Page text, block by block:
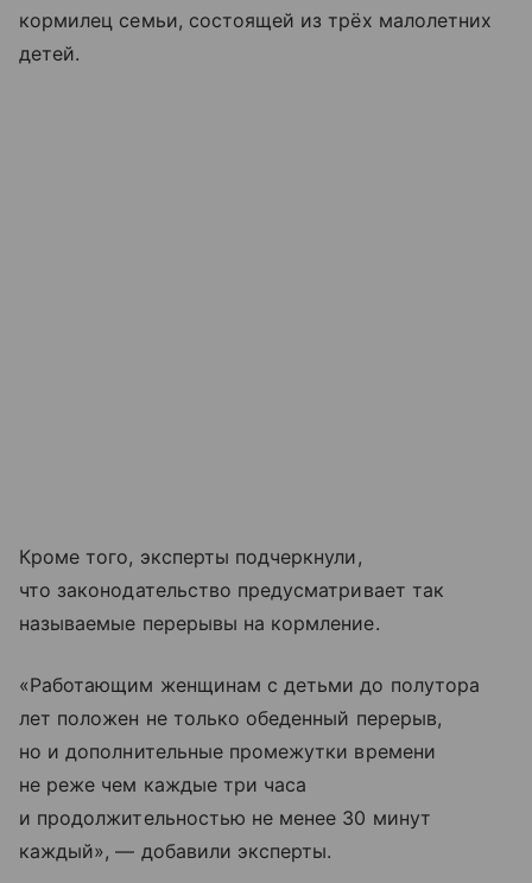
кормилец семьи, состоящей из трёх малолетних
детей.
Кроме того, эксперты подчеркнули,
что законодательство предусматривает так
называемые перерывы на кормление.
«Работающим женщинам с детьми до полутора
лет положен не только обеденный перерыв,
но и дополнительные промежутки времени
не реже чем каждые три часа
и продолжительностью не менее 30 минут
каждый», — добавили эксперты.